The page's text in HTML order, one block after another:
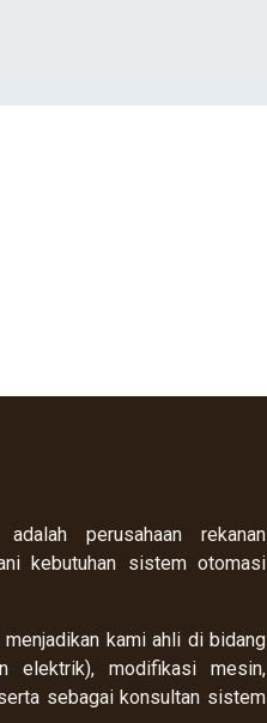
perusahaan rekanan
kebutuhan sistem otomasi
kami ahli di bidang
elektrik), modifikasi mesin,
sebagai konsultan sistem